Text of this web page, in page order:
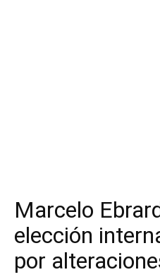
Marcelo
elección
por